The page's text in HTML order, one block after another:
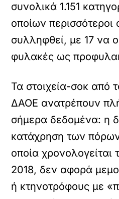
συνολικά 1.151
οποίων
συλληφθεί, με 17 να
φυλακές ως
Τα στοιχεία-σοκ από
ΔΑΟΕ ανατρέπουν
σήμερα δεδομένα: η
κατάχρηση των
οποία χρονολογείται
2018, δεν αφορά
ή κτηνοτρόφους με